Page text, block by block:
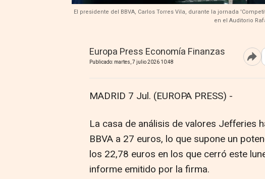
El presidente del BBVA, Carlos Torres Vila, durante la jornada
en el Auditorio
Europa Press Economía Finanzas
Publicado: martes, 7 julio 2026 10:48
MADRID 7 Jul. (EUROPA PRESS) -
La casa de análisis de valores Jefferies
BBVA a 27 euros, lo que supone un
los 22,78 euros en los que cerró este
informe emitido por la firma.